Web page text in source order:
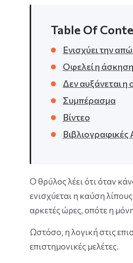
Table Of
Ενισχύει την
Οφελεί η
Δεν αυξάνεται η
Συμπέρασμα
Βίντεο
Ο θρύλος λέει ότι όταν
ενισχύεται η καύση
αρκετές ώρες, οπότε η
Ωστόσο, η λογική στις
επιστημονικές μελέτες.